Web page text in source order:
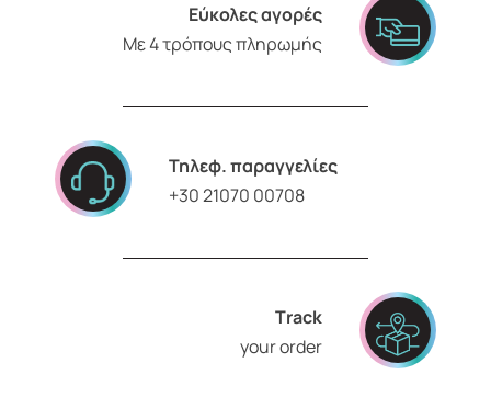
Εύκολες αγορές
Με 4 τρόπους πληρωμής
Τηλεφ. παραγγελίες
+30 21070 00708
Τrack
your order